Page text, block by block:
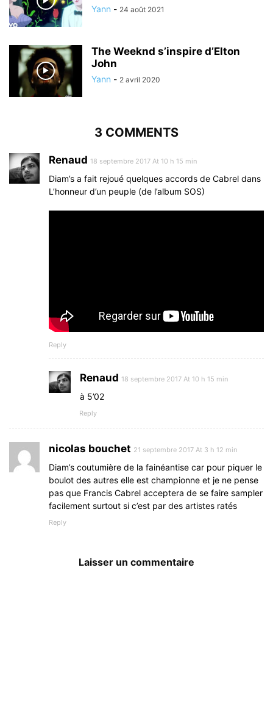
Yann - 24 août 2021
The Weeknd s’inspire d’Elton
John
Yann - 2 avril 2020
3 COMMENTS
Renaud 18 septembre 2017 At 10 h 15 min
Diam’s a fait rejoué quelques accords de Cabrel dans
L’honneur d’un peuple (de l’album SOS)
Reply
Renaud 18 septembre 2017 At 10 h 15 min
à 5’02
Reply
nicolas bouchet 21 septembre 2017 At 3 h 12 min
Diam’s coutumière de la fainéantise car pour piquer le
boulot des autres elle est championne et je ne pense
pas que Francis Cabrel acceptera de se faire sampler
facilement surtout si c’est par des artistes ratés
Reply
Laisser un commentaire